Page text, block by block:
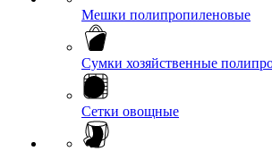
Мешки полипропиленовые
Сумки хозяйственные
Сетки овощные